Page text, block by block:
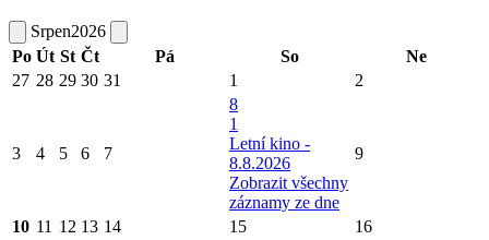
Srpen2026
Po Út St Čt Pá So
Ne
27 28 29 30 31 1 2
3 4 5 6 7
8
1
Letní kino -
8.8.2026
Zobrazit všechny
záznamy ze dne
9
10 11 12 13 14 15 16